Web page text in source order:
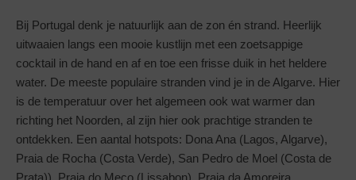
Bij Portugal denk je natuurlijk aan de zon én strand. Heerlijk
uitwaaien langs een mooie kustlijn met een zoetsappige
cocktail in de hand en af en toe een frisse duik in het heldere
water. De meeste populaire stranden vind je in de Algarve. Hier
is de temperatuur over het algemeen ook wat warmer dan
richting het Noorden, al zijn hier ook prachtige stranden te
ontdekken. Een aantal hotspots: Dona Ana (Lagos, Algarve),
Praia de Rocha (Costa Verde), San Pedro de Moel (Costa de
Prata)), Praia do Meco (Lissabon), Praia da Amoreira